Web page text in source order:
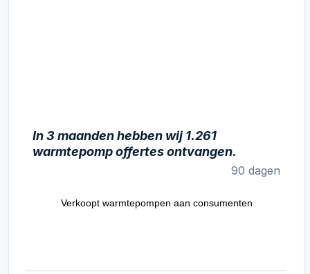
In 3 maanden hebben wij 1.261
warmtepomp offertes ontvangen.
90 dagen
Verkoopt warmtepompen aan consumenten